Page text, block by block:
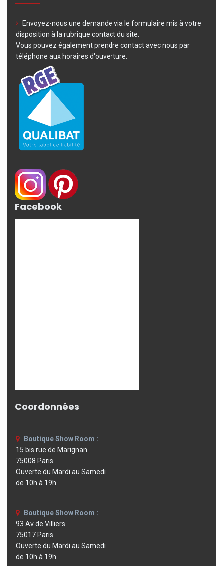
Envoyez-nous une demande via le formulaire mis à votre
disposition à la rubrique contact du site.
Vous pouvez également prendre contact avec nous par
téléphone aux horaires d'ouverture.
Facebook
Coordonnées
Boutique Show Room :
15 bis rue de Marignan
75008 Paris
Ouverte du Mardi au Samedi
de 10h à 19h
Boutique Show Room :
93 Av de Villiers
75017 Paris
Ouverte du Mardi au Samedi
de 10h à 19h